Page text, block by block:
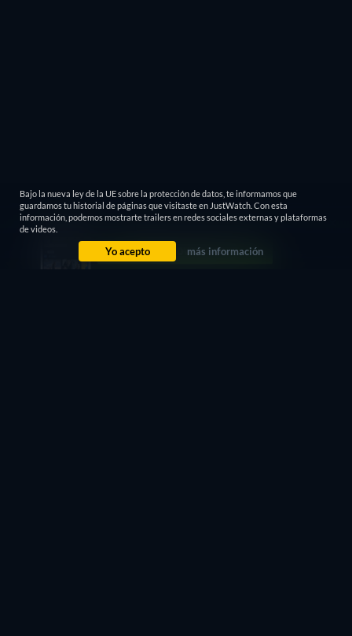
Bajo la nueva ley de la UE sobre la protección de datos, te informamos que
guardamos tu historial de páginas que visitaste en JustWatch. Con esta
información, podemos mostrarte trailers en redes sociales externas y plataformas
de videos.
Yo acepto más información